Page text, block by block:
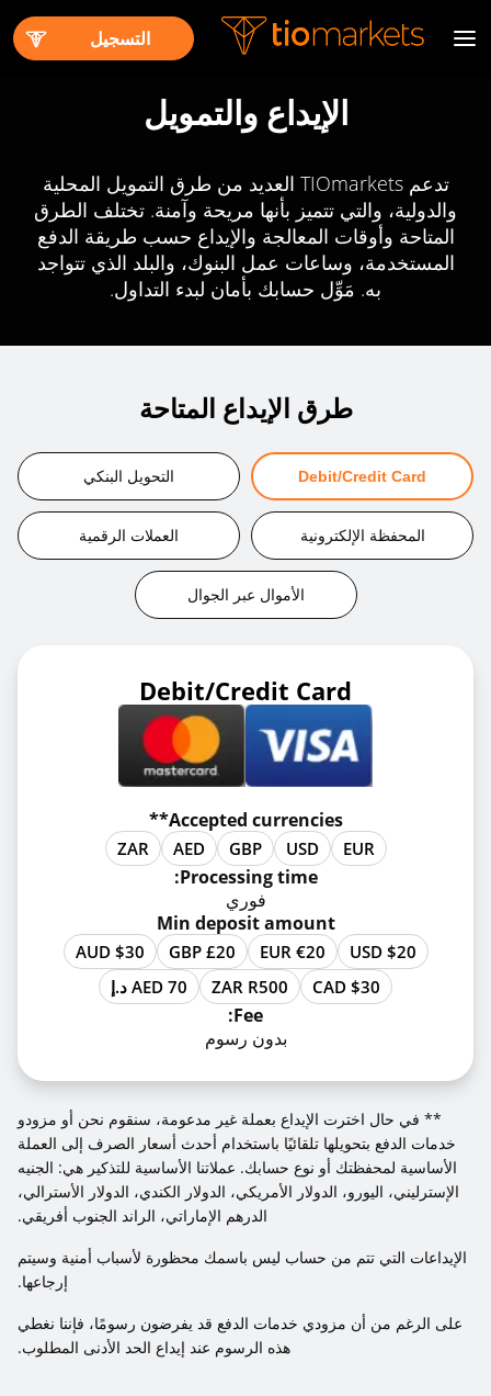
التسجيل
الإيداع والتمويل
تدعم TIOmarkets العديد من طرق التمويل المحلية
والدولية، والتي تتميز بأنها مريحة وآمنة. تختلف الطرق
المتاحة وأوقات المعالجة والإيداع حسب طريقة الدفع
المستخدمة، وساعات عمل البنوك، والبلد الذي تتواجد
به. مَوِّل حسابك بأمان لبدء التداول.
طرق الإيداع المتاحة
Debit/Credit Card التحويل البنكي
المحفظة الإلكترونية العملات الرقمية
الأموال عبر الجوال
Debit/Credit Card
Accepted currencies**
EUR
USD
GBP
AED
ZAR
Processing time:
فوري
Min deposit amount
USD $20
EUR €20
GBP £20
AUD $30
CAD $30
ZAR R500 AED 70 د.إ
Fee:
بدون رسوم
** في حال اخترت الإيداع بعملة غير مدعومة، سنقوم نحن أو مزودو
خدمات الدفع بتحويلها تلقائيًا باستخدام أحدث أسعار الصرف إلى العملة
الأساسية لمحفظتك أو نوع حسابك. عملاتنا الأساسية للتذكير هي: الجنيه
الإسترليني، اليورو، الدولار الأمريكي، الدولار الكندي، الدولار الأسترالي،
الدرهم الإماراتي، الراند الجنوب أفريقي.
الإيداعات التي تتم من حساب ليس باسمك محظورة لأسباب أمنية وسيتم
إرجاعها.
على الرغم من أن مزودي خدمات الدفع قد يفرضون رسومًا، فإننا نغطي
هذه الرسوم عند إيداع الحد الأدنى المطلوب.